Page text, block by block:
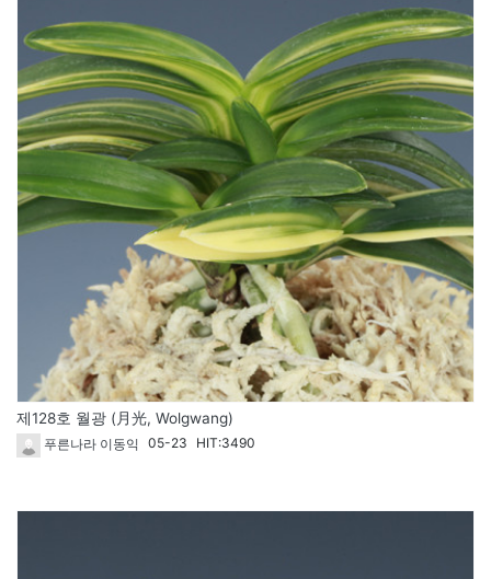
제128호 월광 (月光, Wolgwang)
푸른나라 이동익 05-23 HIT:3490